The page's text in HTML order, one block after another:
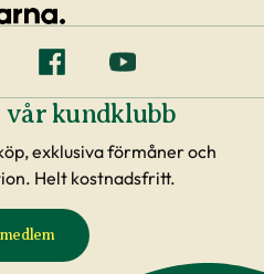
vår kundklubb
exklusiva förmåner och
Helt kostnadsfritt.